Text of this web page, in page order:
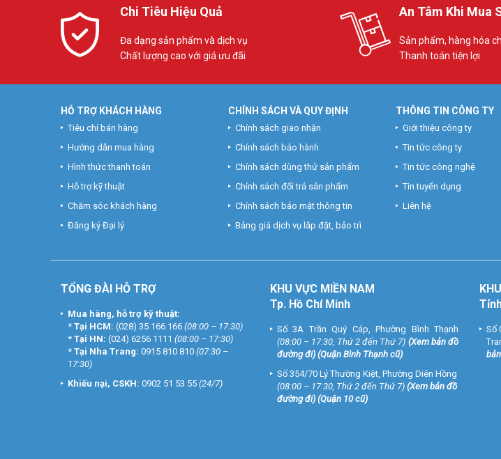
Chi Tiêu Hiệu Quả
Đa dạng sản phẩm và dịch vụ
Chất lượng cao với giá ưu đãi
An Tâm Khi Mua
Sản phẩm, hàng hóa
Thanh toán tiện lợi
HỖ TRỢ KHÁCH HÀNG
Tiêu chí bán hàng
Hướng dẫn mua hàng
Hình thức thanh toán
Hỗ trợ kỹ thuật
Chăm sóc khách hàng
Đăng ký Đại lý
CHÍNH SÁCH VÀ QUY ĐỊNH
Chính sách giao nhận
Chính sách bảo hành
Chính sách dùng thử sản phẩm
Chính sách đổi trả sản phẩm
Chính sách bảo mật thông tin
Bảng giá dịch vụ lắp đặt, bảo trì
THÔNG TIN CÔNG TY
Giới thiệu công ty
Tin tức công ty
Tin tức công nghệ
Tin tuyển dụng
Liên hệ
TỔNG ĐÀI HỖ TRỢ
Mua hàng, hỗ trợ kỹ thuật:
* Tại HCM: (028) 35 166 166 (08:00 – 17:30)
* Tại HN: (024) 6256 1111 (08:00 – 17:30)
* Tại Nha Trang: 0915 810 810 (07:30 –
17:30)
Khiếu nại, CSKH: 0902 51 53 55 (24/7)
KHU VỰC MIỀN NAM
Tp. Hồ Chí Minh
Số 3A Trần Quý Cáp, Phường Bình Thạnh
(08:00 – 17:30, Thứ 2 đến Thứ 7) (Xem bản đồ
đường đi) (Quận Bình Thạnh cũ)
Số 354/70 Lý Thường Kiệt, Phường Diên Hồng
(08:00 – 17:30, Thứ 2 đến Thứ 7) (Xem bản đồ
đường đi) (Quận 10 cũ)
Số